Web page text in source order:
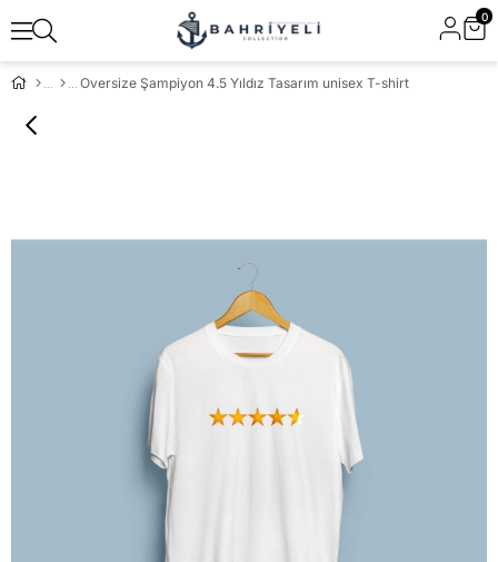
0
Oversize Şampiyon 4.5 Yıldız Tasarım unisex T-shirt